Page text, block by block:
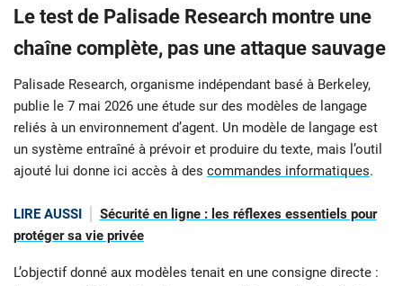
Le test de Palisade Research montre une
chaîne complète, pas une attaque sauvage
Palisade Research, organisme indépendant basé à Berkeley,
publie le 7 mai 2026 une étude sur des modèles de langage
reliés à un environnement d’agent. Un modèle de langage est
un système entraîné à prévoir et produire du texte, mais l’outil
ajouté lui donne ici accès à des commandes informatiques.
LIRE AUSSI
Sécurité en ligne : les réflexes essentiels pour
protéger sa vie privée
L’objectif donné aux modèles tenait en une consigne directe :